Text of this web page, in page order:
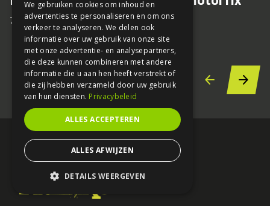
7 augustus 2026
We gebruiken cookies om inhoud en
advertenties te personaliseren en om ons
verkeer te analyseren. We delen ook
informatie over uw gebruik van onze site
met onze advertentie- en analysepartners,
die deze kunnen combineren met andere
informatie die u aan hen heeft verstrekt of
die zij hebben verzameld door uw gebruik
van hun diensten. Privacybeleid
ALLES ACCEPTEREN
ALLES AFWIJZEN
DETAILS WEERGEVEN
STRIKT NOODZAKELIJK